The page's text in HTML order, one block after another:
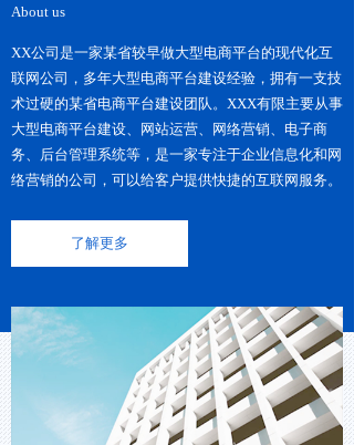
XX公司是一家某省较早做大型电商平台的现代化互
联网公司，多年大型电商平台建设经验，拥有一支技
术过硬的某省电商平台建设团队。XXX有限主要从事
大型电商平台建设、网站运营、网络营销、电子商
务、后台管理系统等，是一家专注于企业信息化和网
络营销的公司，可以给客户提供快捷的互联网服务。
了解更多
About us